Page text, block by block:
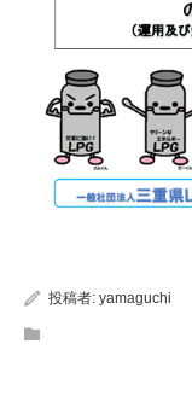
投稿者: yamaguchi